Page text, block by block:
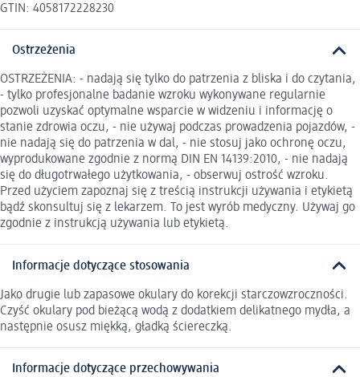
GTIN: 4058172228230
Ostrzeżenia
OSTRZEŻENIA: - nadają się tylko do patrzenia z bliska i do czytania,
- tylko profesjonalne badanie wzroku wykonywane regularnie
pozwoli uzyskać optymalne wsparcie w widzeniu i informację o
stanie zdrowia oczu, - nie używaj podczas prowadzenia pojazdów, -
nie nadają się do patrzenia w dal, - nie stosuj jako ochronę oczu,
wyprodukowane zgodnie z normą DIN EN 14139:2010, - nie nadają
się do długotrwałego użytkowania, - obserwuj ostrość wzroku.
Przed użyciem zapoznaj się z treścią instrukcji używania i etykietą
bądź skonsultuj się z lekarzem. To jest wyrób medyczny. Używaj go
zgodnie z instrukcją używania lub etykietą.
Informacje dotyczące stosowania
Jako drugie lub zapasowe okulary do korekcji starczowzroczności.
Czyść okulary pod bieżącą wodą z dodatkiem delikatnego mydła, a
następnie osusz miękką, gładką ściereczką.
Informacje dotyczące przechowywania